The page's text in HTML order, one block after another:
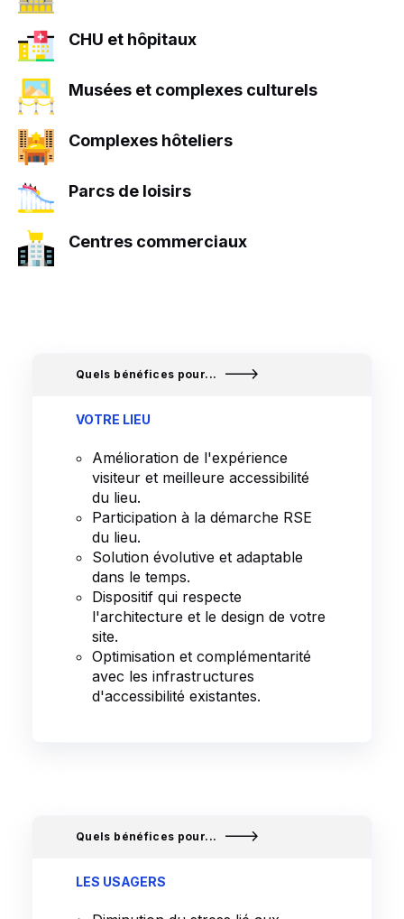
CHU et hôpitaux
Musées et complexes culturels
Complexes hôteliers
Parcs de loisirs
Centres commerciaux
Quels bénéfices pour...
VOTRE LIEU
Amélioration de l'expérience
visiteur et meilleure accessibilité
du lieu.
Participation à la démarche RSE
du lieu.
Solution évolutive et adaptable
dans le temps.
Dispositif qui respecte
l'architecture et le design de votre
site.
Optimisation et complémentarité
avec les infrastructures
d'accessibilité existantes.
Quels bénéfices pour...
LES USAGERS